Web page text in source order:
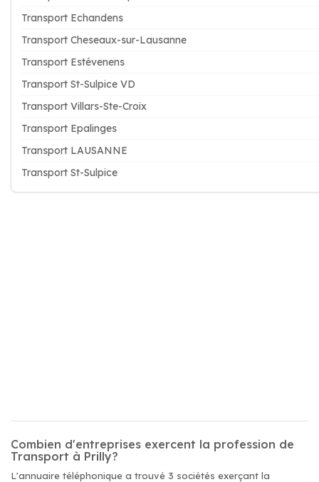
Transport Echandens
Transport Cheseaux-sur-Lausanne
Transport Estévenens
Transport St-Sulpice VD
Transport Villars-Ste-Croix
Transport Epalinges
Transport LAUSANNE
Transport St-Sulpice
Combien d'entreprises exercent la profession de
Transport à Prilly?
L'annuaire téléphonique a trouvé 3 sociétés exerçant la